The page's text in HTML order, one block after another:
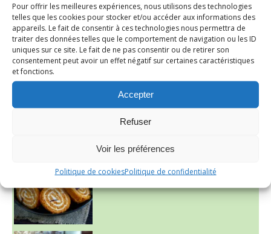
Pour offrir les meilleures expériences, nous utilisons des technologies
telles que les cookies pour stocker et/ou accéder aux informations des
appareils. Le fait de consentir à ces technologies nous permettra de
traiter des données telles que le comportement de navigation ou les ID
uniques sur ce site. Le fait de ne pas consentir ou de retirer son
consentement peut avoir un effet négatif sur certaines caractéristiques
et fonctions.
Accepter
Refuser
Voir les préférences
Politique de cookiesPolitique de confidentialité
~ FINANCIERS MYRTILLES ET CITRON ~
Aujourd'hu